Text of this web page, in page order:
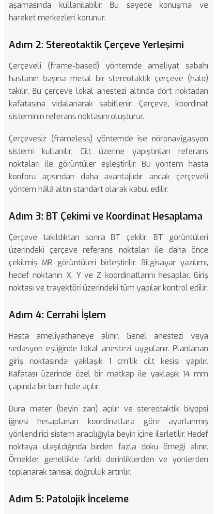
aşamasında kullanılabilir. Bu sayede konuşma ve
hareket merkezleri korunur.
Adım 2: Stereotaktik Çerçeve Yerleşimi
Çerçeveli (frame-based) yöntemde ameliyat sabahı
hastanın başına metal bir stereotaktik çerçeve (halo)
takılır. Bu çerçeve lokal anestezi altında dört noktadan
kafatasına vidalanarak sabitlenir. Çerçeve, koordinat
sisteminin referans noktasını oluşturur.
Çerçevesiz (frameless) yöntemde ise nöronavigasyon
sistemi kullanılır. Cilt üzerine yapıştırılan referans
noktaları ile görüntüler eşleştirilir. Bu yöntem hasta
konforu açısından daha avantajlıdır ancak çerçeveli
yöntem hâlâ altın standart olarak kabul edilir.
Adım 3: BT Çekimi ve Koordinat Hesaplama
Çerçeve takıldıktan sonra BT çekilir. BT görüntüleri
üzerindeki çerçeve referans noktaları ile daha önce
çekilmiş MR görüntüleri birleştirilir. Bilgisayar yazılımı,
hedef noktanın X, Y ve Z koordinatlarını hesaplar. Giriş
noktası ve trayektöri üzerindeki tüm yapılar kontrol edilir.
Adım 4: Cerrahi İşlem
Hasta ameliyathaneye alınır. Genel anestezi veya
sedasyon eşliğinde lokal anestezi uygulanır. Planlanan
giriş noktasında yaklaşık 1 cm'lik cilt kesisi yapılır.
Kafatası üzerinde özel bir matkap ile yaklaşık 14 mm
çapında bir burr hole açılır.
Dura mater (beyin zarı) açılır ve stereotaktik biyopsi
iğnesi hesaplanan koordinatlara göre ayarlanmış
yönlendirici sistem aracılığıyla beyin içine ilerletilir. Hedef
noktaya ulaşıldığında birden fazla doku örneği alınır.
Örnekler genellikle farklı derinliklerden ve yönlerden
toplanarak tanısal doğruluk artırılır.
Adım 5: Patolojik İnceleme